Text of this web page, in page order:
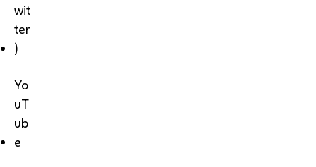
wit
ter
)
Yo
uT
ub
e